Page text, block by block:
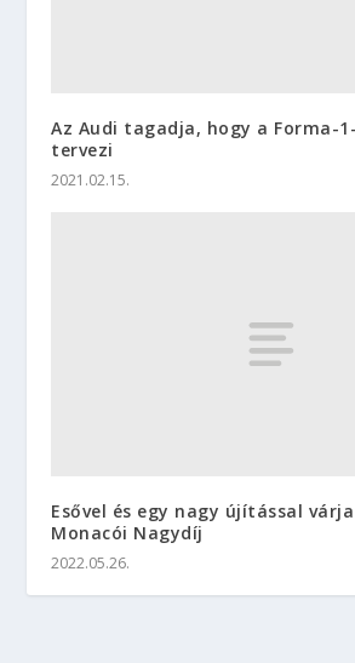
Az Audi tagadja, hogy a Forma-
tervezi
2021.02.15.
Esővel és egy nagy újítással
Monacói Nagydíj
2022.05.26.